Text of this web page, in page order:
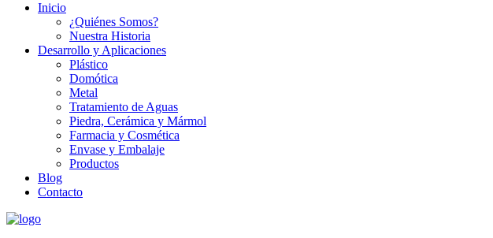
Inicio
¿Quiénes Somos?
Nuestra Historia
Desarrollo y Aplicaciones
Plástico
Domótica
Metal
Tratamiento de Aguas
Piedra, Cerámica y Mármol
Farmacia y Cosmética
Envase y Embalaje
Productos
Blog
Contacto